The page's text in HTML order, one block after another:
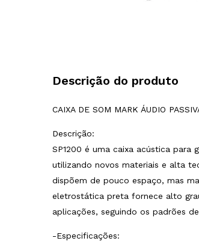
Descrição do produto
CAIXA DE SOM MARK ÁUDIO
Descrição:
SP1200 é uma caixa acústica
utilizando novos materiais e alta
dispõem de pouco espaço, mas
eletrostática preta fornece alto
aplicações, seguindo os padrões
-Especificações: